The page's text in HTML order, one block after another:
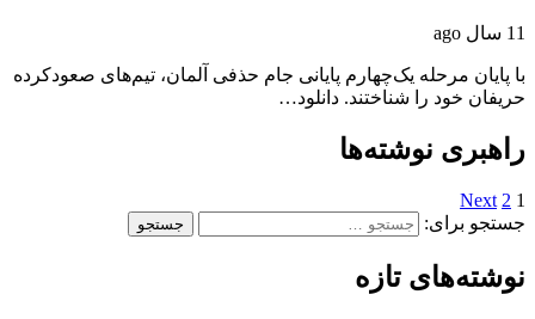
11 سال ago
با پایان مرحله یک‌چهارم پایانی جام حذفی آلمان، تیم‌های صعودکرده
حریفان خود را شناختند. دانلود…
راهبری نوشته‌ها
1
2
Next
جستجو برای:
نوشته‌های تازه